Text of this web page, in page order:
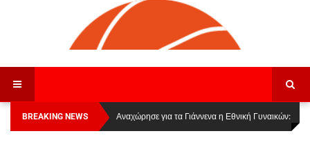
BREAKING NEWS
Οι Πάνθηρες Καβάλας στην Women Basketball
League 1
Αναχώρησε για τα Γιάννενα η Εθνική Γυναικών: